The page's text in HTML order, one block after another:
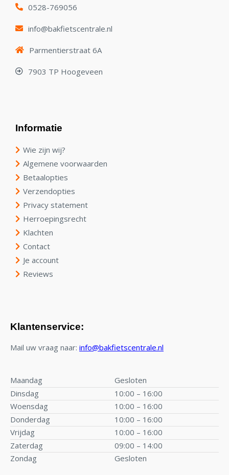
0528-769056
info@bakfietscentrale.nl
Parmentierstraat 6A
7903 TP Hoogeveen
Informatie
Wie zijn wij?
Algemene voorwaarden
Betaalopties
Verzendopties
Privacy statement
Herroepingsrecht
Klachten
Contact
Je account
Reviews
Klantenservice:
Mail uw vraag naar: info@bakfietscentrale.nl
Maandag
Gesloten
Dinsdag
10:00 – 16:00
Woensdag
10:00 – 16:00
Donderdag
10:00 – 16:00
Vrijdag
10:00 – 16:00
Zaterdag
09:00 – 14:00
Zondag
Gesloten